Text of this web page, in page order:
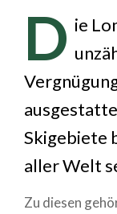
D ie
Skigebiete
aller Welt
Zu diesen